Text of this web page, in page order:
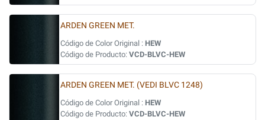
ARDEN GREEN MET.
Código de Color Original : HEW
Código de Producto: VCD-BLVC-HEW
ARDEN GREEN MET. (VEDI BLVC 1248)
Código de Color Original : HEW
Código de Producto: VCD-BLVC-HEW